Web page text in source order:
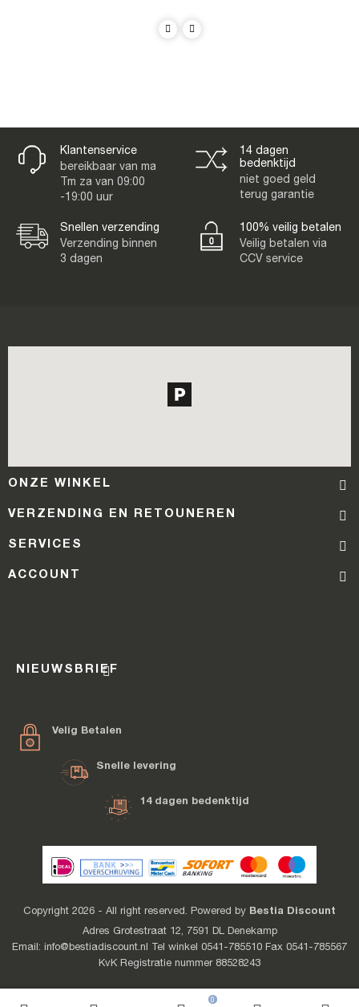
0
Klantenservice
bereikbaar van ma
Tm za van 09:00
-19:00 uur
14 dagen
bedenktijd
niet goed geld
terug garantie
Snellen verzending
Verzending binnen
3 dagen
100% veilig betalen
Veilig betalen via
CCV service
ONZE WINKEL
VERZENDING EN RETOUNEREN
SERVICES
ACCOUNT
NIEUWSBRIEF
Velig Betalen
Snelle levering
14 dagen bedenktijd
Copyright 2026 - All right reserved. Powered by Bestia Discount
Adres Grotestraat 12, 7591 DL Denekamp
Email: info@bestiadiscount.nl Tel winkel 0541-785510 Fax 0541-785567
KvK Registratie nummer 88528243